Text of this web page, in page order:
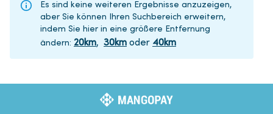
Es sind keine weiteren Ergebnisse anzuzeigen,
aber Sie können Ihren Suchbereich erweitern,
indem Sie hier in eine größere Entfernung
ändern: 20km, 30km oder 40km